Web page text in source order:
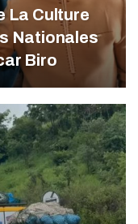
La Culture
Nationales
Biro